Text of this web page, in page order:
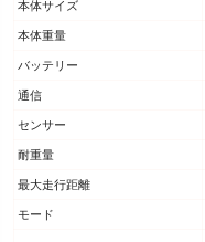
本体サイズ
本体重量
バッテリー
通信
センサー
耐重量
最大走行距離
モード